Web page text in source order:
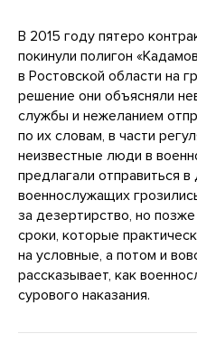
В 2015 году пятеро
покинули полигон
в Ростовской области на
решение они объясняли
службы и нежеланием
по их словам, в части
неизвестные люди в
предлагали отправиться
военнослужащих
за дезертирство, но
сроки, которые
на условные, а потом и
рассказывает, как
сурового наказания.